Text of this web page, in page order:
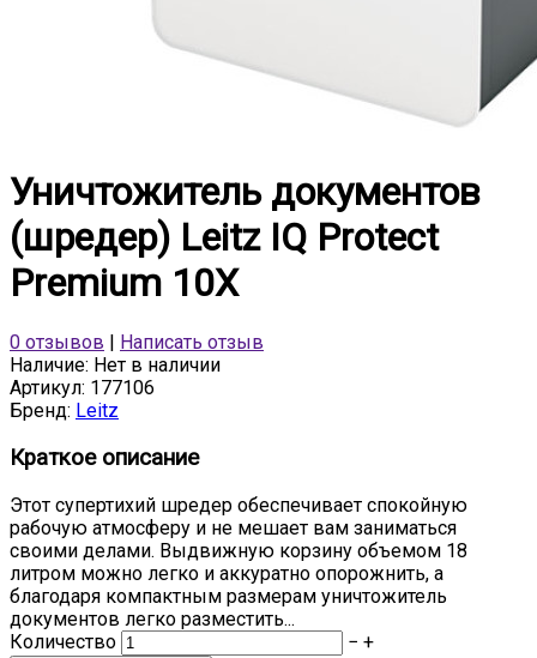
Уничтожитель документов
(шредер) Leitz IQ Protect
Premium 10X
0 отзывов
Написать отзыв
Наличие: Нет в наличии
Артикул: 177106
Бренд: Leitz
Краткое описание
Этот супертихий шредер обеспечивает спокойную
рабочую атмосферу и не мешает вам заниматься
своими делами. Выдвижную корзину объемом 18
литром можно легко и аккуратно опорожнить, а
благодаря компактным размерам уничтожитель
документов легко разместить...
Количество
− +